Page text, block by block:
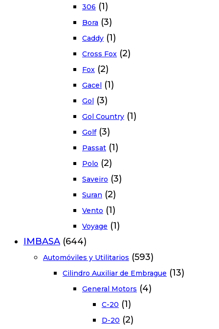
306 (1)
Bora (3)
Caddy (1)
Cross Fox (2)
Fox (2)
Gacel (1)
Gol (3)
Gol Country (1)
Golf (3)
Passat (1)
Polo (2)
Saveiro (3)
Suran (2)
Vento (1)
Voyage (1)
IMBASA (644)
Automóviles y Utilitarios (593)
Cilindro Auxiliar de Embrague (13)
General Motors (4)
C-20 (1)
D-20 (2)